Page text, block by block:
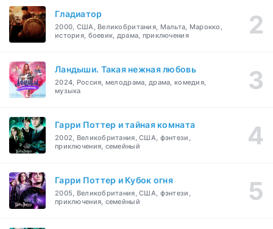
Гладиатор
2000, США, Великобритания, Мальта, Марокко,
история, боевик, драма, приключения
Ландыши. Такая нежная любовь
2024, Россия, мелодрама, драма, комедия,
музыка
Гарри Поттер и тайная комната
2002, Великобритания, США, фэнтези,
приключения, семейный
Гарри Поттер и Кубок огня
2005, Великобритания, США, фэнтези,
приключения, семейный